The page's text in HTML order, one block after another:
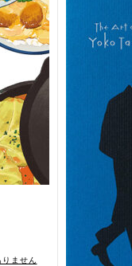
ません